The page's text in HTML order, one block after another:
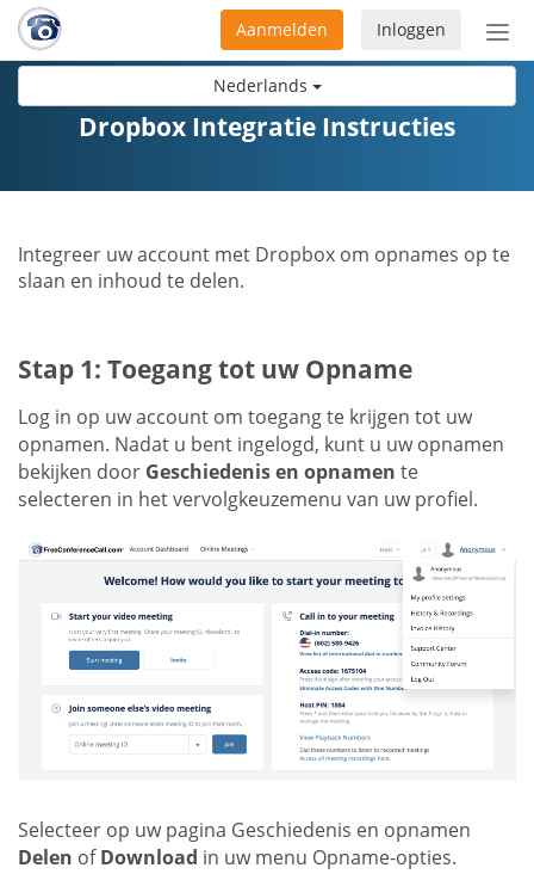
Nederlands
Inloggen
Aanmelden
Dropbox Integratie Instructies
Integreer uw account met Dropbox om opnames op te
slaan en inhoud te delen.
Stap 1: Toegang tot uw Opname
Log in op uw account om toegang te krijgen tot uw
opnamen. Nadat u bent ingelogd, kunt u uw opnamen
bekijken door Geschiedenis en opnamen te
selecteren in het vervolgkeuzemenu van uw profiel.
Selecteer op uw pagina Geschiedenis en opnamen
Delen ofDownload in uw menu Opname-opties.